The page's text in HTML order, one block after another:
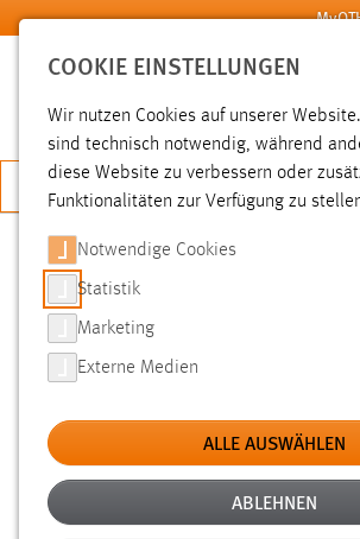
Zum Hauptinhalt springen
JETZT BEWERBEN
SUCHE
FILTER
Typ
Erstellungsdatum
COOKIE EINSTELLUNGEN
Wir nutzen Cookies auf unserer
sind technisch notwendig, während
diese Website zu verbessern oder
Funktionalitäten zur Verfügung zu
Notwendige Cookies
Statistik
Marketing
Externe Medien
ALLE AUSWÄHLEN
ABLEHNEN